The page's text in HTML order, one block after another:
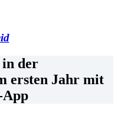
der
ersten Jahr mit
App